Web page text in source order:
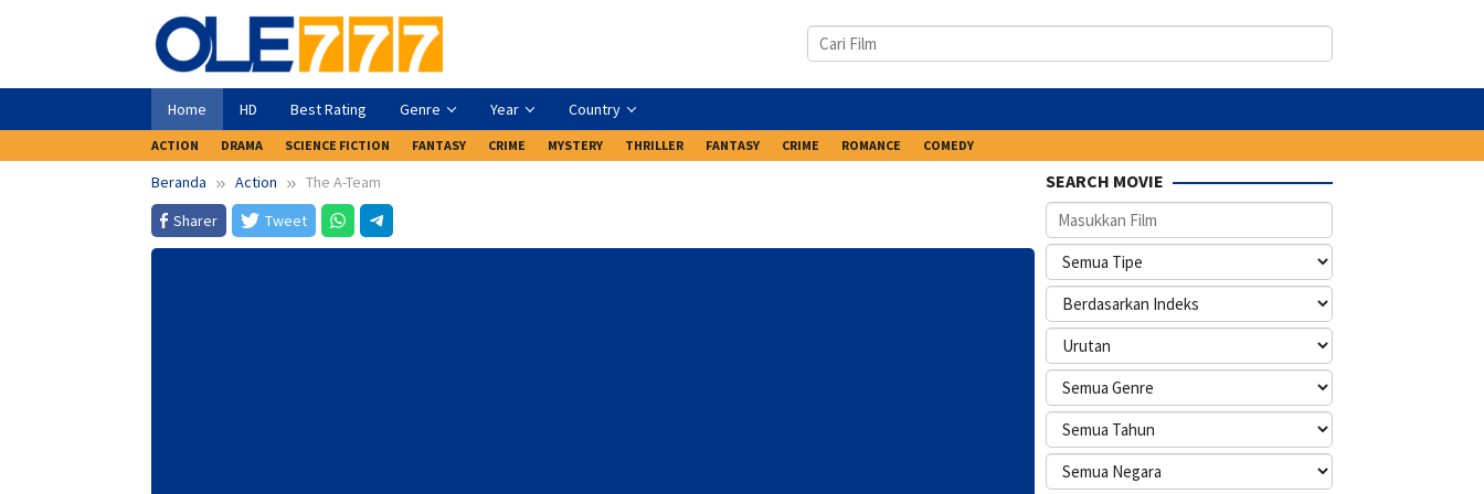
Home HD Best Rating Genre Year Country
ACTION DRAMA SCIENCE FICTION FANTASY CRIME MYSTERY THRILLER FANTASY CRIME ROMANCE COMEDY
Beranda Action
The A-Team
Sharer
Tweet
SEARCH MOVIE